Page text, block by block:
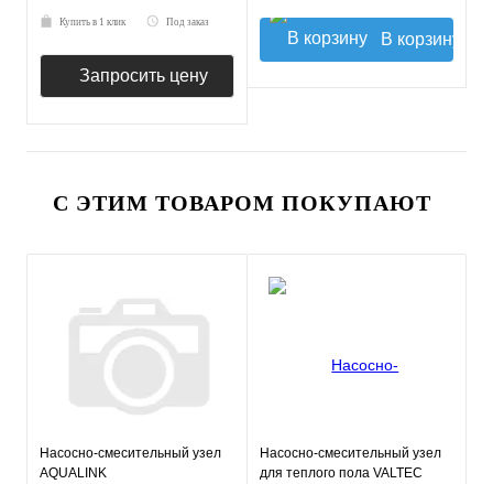
Купить в 1 клик Под заказ
Запросить цену
В корзину
С ЭТИМ ТОВАРОМ ПОКУПАЮТ
Насосно-смесительный узел
AQUALINK
Насосно-смесительный узел
для теплого пола VALTEC